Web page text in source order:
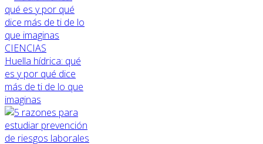
CIENCIAS
Huella hídrica: qué
es y por qué dice
más de ti de lo que
imaginas